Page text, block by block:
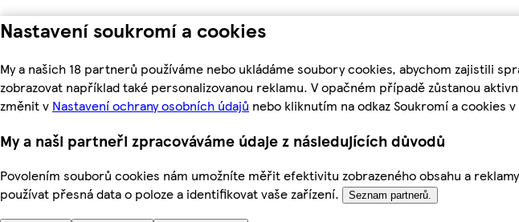
Nastavení soukromí a cookies
My a našich 18 partnerů používáme nebo ukládáme soubory cookies, abychom zajistili
zobrazovat například také personalizovanou reklamu. V opačném případě zůstanou
změnit v Nastavení ochrany osobních údajů nebo kliknutím na odkaz Soukromí a cookies
My a naši partneři zpracováváme údaje z následujících důvodů
Povolením souborů cookies nám umožníte měřit efektivitu zobrazeného obsahu a
používat přesná data o poloze a identifikovat vaše zařízení.
Seznam partnerů.